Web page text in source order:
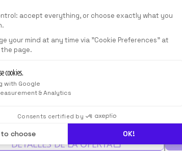
accept everything, or choose exactly what you
your mind at any time via "Cookie Preferences" at
page.
cookies.
with Google
& Analytics
Consents certified by
choose OK!
apasionado que revoluciona el
EVA, cada día es una nueva aventura
de equipo se unen para crear
CONCEPT & HIGH POLY ARTIST CDI
DETALLES DE LA OFERTA
POSTULAR
COMPTABILITÉ CLIENTS
París
DETALLES DE LA OFERTA